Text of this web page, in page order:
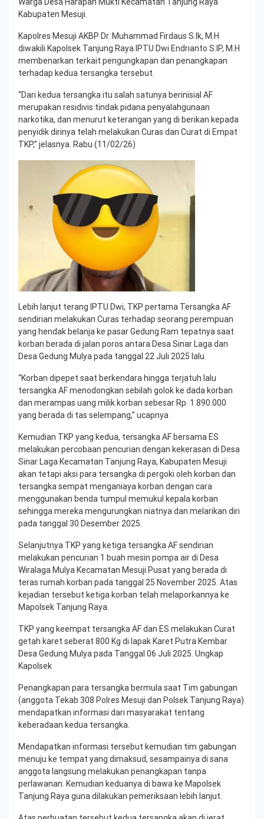
Kabupaten Mesuji.
Kapolres Mesuji AKBP Dr. Muhammad Firdaus S.Ik, M.H
diwakili Kapolsek Tanjung Raya IPTU Dwi Endrianto S.IP, M.H
membenarkan terkait pengungkapan dan penangkapan
terhadap kedua tersangka tersebut.
“Dari kedua tersangka itu salah satunya berinisial AF
merupakan residivis tindak pidana penyalahgunaan
narkotika, dan menurut keterangan yang di berikan kepada
penyidik dirinya telah melakukan Curas dan Curat di Empat
TKP,” jelasnya. Rabu (11/02/26)
Lebih lanjut terang IPTU Dwi, TKP pertama Tersangka AF
sendirian melakukan Curas terhadap seorang perempuan
yang hendak belanja ke pasar Gedung Ram tepatnya saat
korban berada di jalan poros antara Desa Sinar Laga dan
Desa Gedung Mulya pada tanggal 22 Juli 2025 lalu.
“Korban dipepet saat berkendara hingga terjatuh lalu
tersangka AF menodongkan sebilah golok ke dada korban
dan merampas uang milik korban sebesar Rp. 1.890.000
yang berada di tas selempang,” ucapnya
Kemudian TKP yang kedua, tersangka AF bersama ES
melakukan percobaan pencurian dengan kekerasan di Desa
Sinar Laga Kecamatan Tanjung Raya, Kabupaten Mesuji
akan tetapi aksi para tersangka di pergoki oleh korban dan
tersangka sempat menganiaya korban dengan cara
menggunakan benda tumpul memukul kepala korban
sehingga mereka mengurungkan niatnya dan melarikan diri
pada tanggal 30 Desember 2025.
Selanjutnya TKP yang ketiga tersangka AF sendirian
melakukan pencurian 1 buah mesin pompa air di Desa
Wiralaga Mulya Kecamatan Mesuji Pusat yang berada di
teras rumah korban pada tanggal 25 November 2025. Atas
kejadian tersebut ketiga korban telah melaporkannya ke
Mapolsek Tanjung Raya.
TKP yang keempat tersangka AF dan ES melakukan Curat
getah karet seberat 800 Kg di lapak Karet Putra Kembar
Desa Gedung Mulya pada Tanggal 06 Juli 2025. Ungkap
Kapolsek
Penangkapan para tersangka bermula saat Tim gabungan
(anggota Tekab 308 Polres Mesuji dan Polsek Tanjung Raya)
mendapatkan informasi dari masyarakat tentang
keberadaan kedua tersangka.
Mendapatkan informasi tersebut kemudian tim gabungan
menuju ke tempat yang dimaksud, sesampainya di sana
anggota langsung melakukan penangkapan tanpa
perlawanan. Kemudian keduanya di bawa ke Mapolsek
Tanjung Raya guna dilakukan pemeriksaan lebih lanjut.